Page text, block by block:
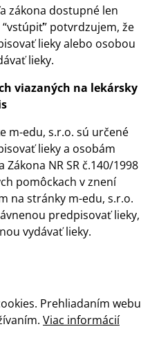
zákona dostupné len
potvrdzujem, že
lieky alebo osobou
lieky.
viazaných na lekársky
m-edu, s.r.o. sú určené
liekya osobám
NR SR č.140/1998
pomôckach vznení
na stránky m-edu, s.r.o.
predpisovať lieky,
vydávať lieky.
Prehliadaním webu
Viac informácií